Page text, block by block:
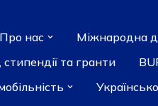
Про нас Міжнародна
та гранти